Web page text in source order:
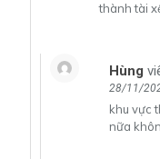
thành tài
Hùng
28/11/
khu vực
nữa